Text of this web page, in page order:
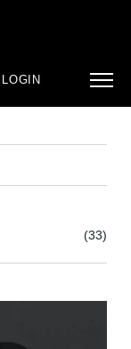
LOGIN
(33)